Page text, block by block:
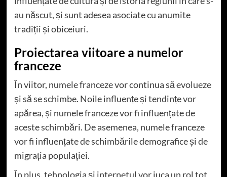
au născut, și sunt adesea asociate cu anumite
tradiții și obiceiuri.
Proiectarea viitoare a numelor
franceze
În viitor, numele franceze vor continua să evolueze
și să se schimbe. Noile influențe și tendințe vor
apărea, și numele franceze vor fi influențate de
aceste schimbări. De asemenea, numele franceze
vor fi influențate de schimbările demografice și de
migrația populației.
În plus, tehnologia și internetul vor juca un rol tot